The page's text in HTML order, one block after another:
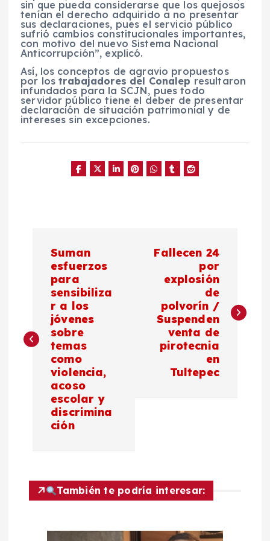
sin que pueda considerarse que los quejosos
tenían el derecho adquirido a no presentar
sus declaraciones, pues el servicio público
sufrió cambios constitucionales importantes,
con motivo del nuevo Sistema Nacional
Anticorrupción”, explicó.
Así, los conceptos de agravio propuestos
por lostrabajadores del Conalep resultaron
infundados para la SCJN, pues todo
servidor público tiene el deber de presentar
declaración de situación patrimonial y de
intereses sin excepciones.
e
ó
n
Suman
esfuerzos
para
sensibiliza
r a los
jóvenes
sobre
temas
como
violencia,
acoso
escolar y
discrimina
ción
Fallecen 24
por
explosión
de
polvorín /
Suspenden
venta de
pirotecnia
en
Tultepec
También te podría interesar: